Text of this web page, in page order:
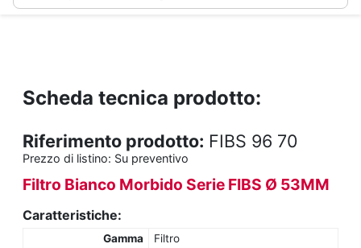
Scheda tecnica prodotto:
Riferimento prodotto: FIBS 96 70
Prezzo di listino: Su preventivo
Filtro Bianco Morbido Serie FIBS Ø 53MM
Caratteristiche:
Gamma
Filtro